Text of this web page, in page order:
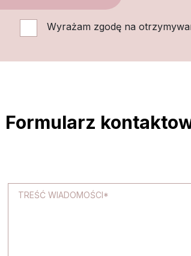
Wyrażam zgodę na
Formularz